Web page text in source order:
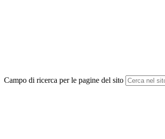
Campo di ricerca per le pagine del sito